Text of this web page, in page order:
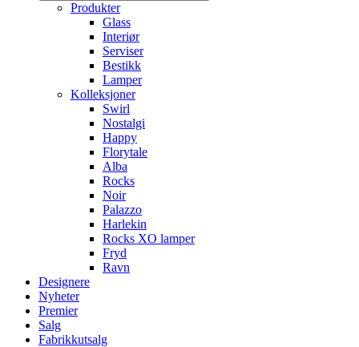
Produkter
Glass
Interiør
Serviser
Bestikk
Lamper
Kolleksjoner
Swirl
Nostalgi
Happy
Florytale
Alba
Rocks
Noir
Palazzo
Harlekin
Rocks XO lamper
Fryd
Ravn
Designere
Nyheter
Premier
Salg
Fabrikkutsalg